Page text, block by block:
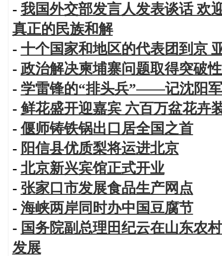
- 我国外交部发言人发表谈话 欢
真正的民族和解
- 十个国家和地区的代表团到京
- 政治解决柬埔寨问题取得突破
- 学雷锋的“排头兵”——记沈阳
- 鲜花盛开迎嘉宾 六百万盆花卉
-偃师铸铁锅出口居全国之首
- 阳信县优质梨将运进北京
- 北京新兴宾馆正式开业
- 张家口市发展食品生产网点
- 海峡两岸同时办中国豆腐节
- 国务院副总理田纪云在山东农
发展